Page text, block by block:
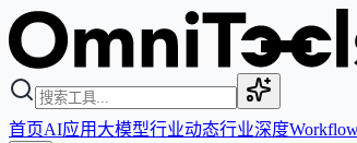
首页AI应用 大模型行业动态行业深度